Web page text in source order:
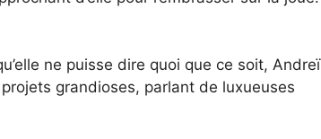
ne puisse dire quoi que ce soit, Andreï
grandioses, parlant de luxueuses